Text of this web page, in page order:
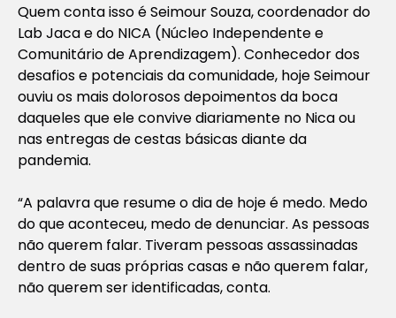
Quem conta isso é Seimour Souza, coordenador do
Lab Jaca e do NICA (Núcleo Independente e
Comunitário de Aprendizagem). Conhecedor dos
desafios e potenciais da comunidade, hoje Seimour
ouviu os mais dolorosos depoimentos da boca
daqueles que ele convive diariamente no Nica ou
nas entregas de cestas básicas diante da
pandemia.
“A palavra que resume o dia de hoje é medo. Medo
do que aconteceu, medo de denunciar. As pessoas
não querem falar. Tiveram pessoas assassinadas
dentro de suas próprias casas e não querem falar,
não querem ser identificadas, conta.